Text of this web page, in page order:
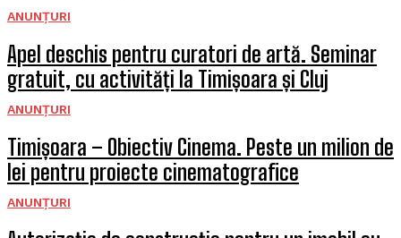
ANUNȚURI
Apel deschis pentru curatori de artă. Seminar
gratuit, cu activități la Timișoara și Cluj
ANUNȚURI
Timișoara – Obiectiv Cinema. Peste un milion de
lei pentru proiecte cinematografice
ANUNȚURI